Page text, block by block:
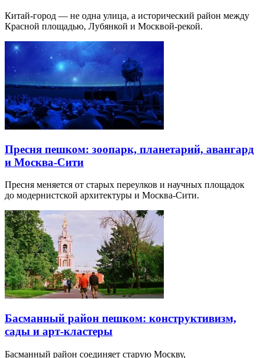
Китай-город — не одна улица, а исторический район между
Красной площадью, Лубянкой и Москвой-рекой.
Пресня пешком: зоопарк, планетарий, авангард
и Москва-Сити
Пресня меняется от старых переулков и научных площадок
до модернистской архитектуры и Москва-Сити.
Басманный район пешком: конструктивизм,
сады и арт-кластеры
Басманный район соединяет старую Москву,